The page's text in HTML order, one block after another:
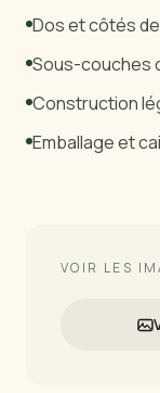
Dos et côtés
Sous-couches
Construction
Emballage et
VOIR LES